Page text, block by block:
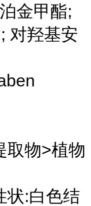
金甲酯;
对羟基安
取物>植物
状:白色结